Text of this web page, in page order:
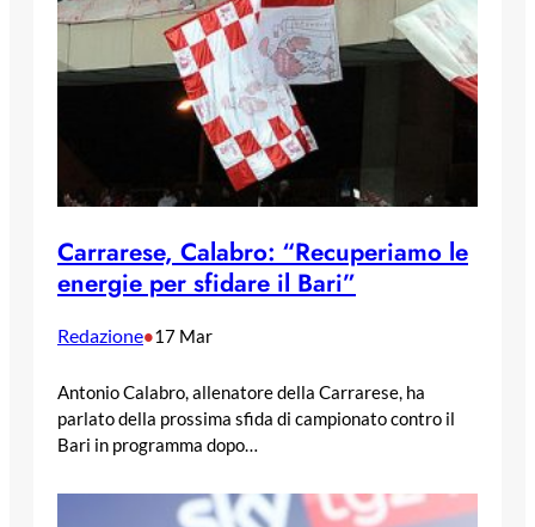
Carrarese, Calabro: “Recuperiamo le
energie per sfidare il Bari”
Redazione•17 Mar
Antonio Calabro, allenatore della Carrarese, ha
parlato della prossima sfida di campionato contro il
Bari in programma dopo…